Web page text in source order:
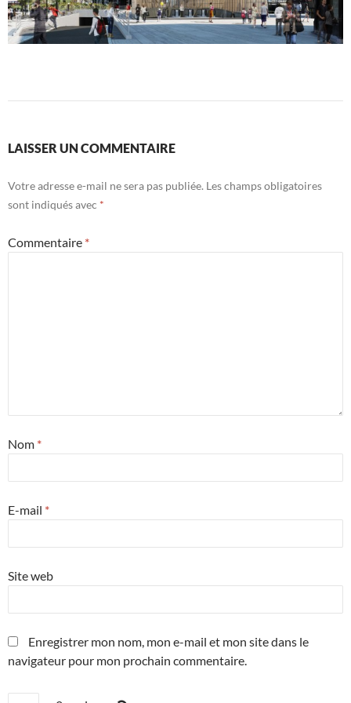
LAISSER UN COMMENTAIRE
Votre adresse e-mail ne sera pas publiée. Les champs obligatoires
sont indiqués avec *
Commentaire *
Nom *
E-mail *
Site web
Enregistrer mon nom, mon e-mail et mon site dans le
navigateur pour mon prochain commentaire.